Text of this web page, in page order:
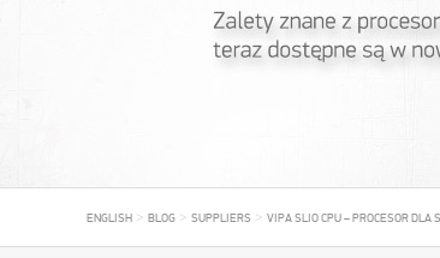
ENGLISH > BLOG > SUPPLIERS > VIPA SLIO CPU – PROCESOR DLA